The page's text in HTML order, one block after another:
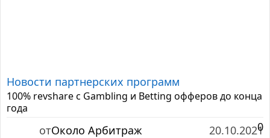
0
Новости партнерских программ
100% revshare с Gambling и Betting офферов до конца
года
отОколо Арбитраж 20.10.2021